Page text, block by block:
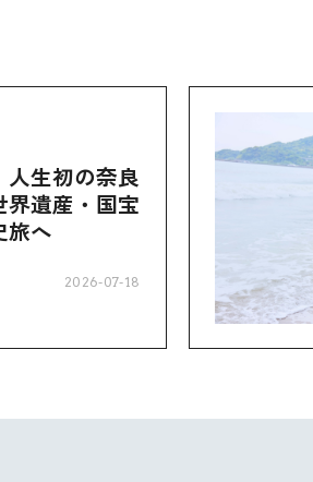
生初の奈良
界遺産・国宝
旅へ
2026-07-18